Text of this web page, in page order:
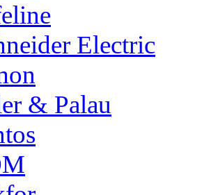
Electric
& Palau